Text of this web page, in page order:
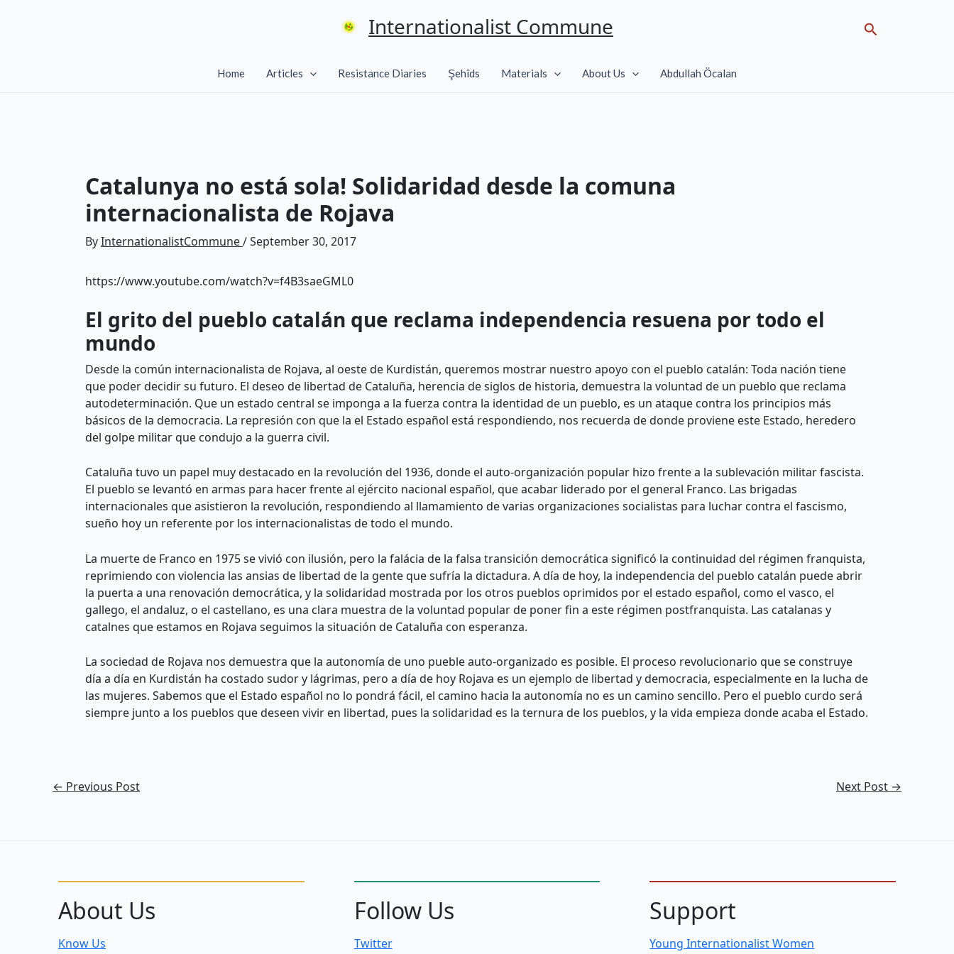
Internationalist Commune Search
Home Articles Resistance Diaries Şehîds Materials About Us Abdullah Öcalan
Catalunya no está sola! Solidaridad desde la comuna
internacionalista de Rojava
ByInternationalistCommune/September 30, 2017
https://www.youtube.com/watch?v=f4B3saeGML0
El grito del pueblo catalán que reclama independencia resuena por todo el
mundo
Desde la común internacionalista de Rojava, al oeste de Kurdistán, queremos mostrar nuestro apoyo con el pueblo catalán: Toda nación tiene
que poder decidir su futuro. El deseo de libertad de Cataluña, herencia de siglos de historia, demuestra la voluntad de un pueblo que reclama
autodeterminación. Que un estado central se imponga a la fuerza contra la identidad de un pueblo, es un ataque contra los principios más
básicos de la democracia. La represión con que la el Estado español está respondiendo, nos recuerda de donde proviene este Estado, heredero
del golpe militar que condujo a la guerra civil.
Cataluña tuvo un papel muy destacado en la revolución del 1936, donde el auto-organización popular hizo frente a la sublevación militar fascista.
El pueblo se levantó en armas para hacer frente al ejército nacional español, que acabar liderado por el general Franco. Las brigadas
internacionales que asistieron la revolución, respondiendo al llamamiento de varias organizaciones socialistas para luchar contra el fascismo,
sueño hoy un referente por los internacionalistas de todo el mundo.
La muerte de Franco en 1975 se vivió con ilusión, pero la falácia de la falsa transición democrática significó la continuidad del régimen franquista,
reprimiendo con violencia las ansias de libertad de la gente que sufría la dictadura. A día de hoy, la independencia del pueblo catalán puede abrir
la puerta a una renovación democrática, y la solidaridad mostrada por los otros pueblos oprimidos por el estado español, como el vasco, el
gallego, el andaluz, o el castellano, es una clara muestra de la voluntad popular de poner fin a este régimen postfranquista. Las catalanas y
catalnes que estamos en Rojava seguimos la situación de Cataluña con esperanza.
La sociedad de Rojava nos demuestra que la autonomía de uno pueble auto-organizado es posible. El proceso revolucionario que se construye
día a día en Kurdistán ha costado sudor y lágrimas, pero a día de hoy Rojava es un ejemplo de libertad y democracia, especialmente en la lucha de
las mujeres. Sabemos que el Estado español no lo pondrá fácil, el camino hacia la autonomía no es un camino sencillo. Pero el pueblo curdo será
siempre junto a los pueblos que deseen vivir en libertad, pues la solidaridad es la ternura de los pueblos, y la vida empieza donde acaba el Estado.
← Previous Post Next Post →
About Us
Know Us
Follow Us
Twitter
Support
Young Internationalist Women